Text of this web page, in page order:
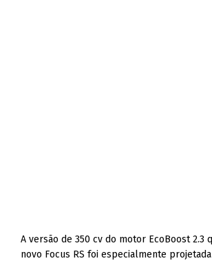
A versão de 350 cv do motor EcoBoost 2.3
novo Focus RS foi especialmente